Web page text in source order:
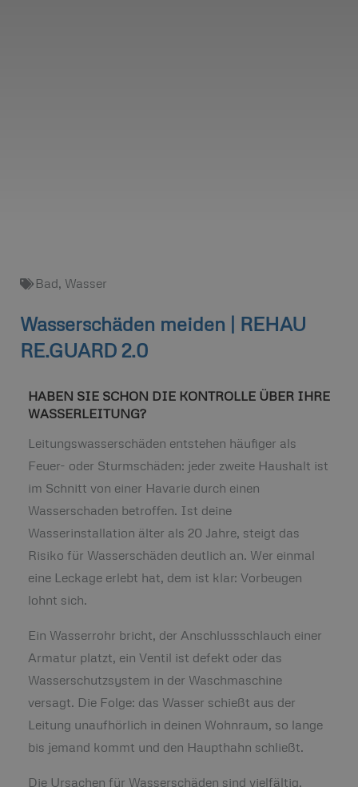
Bad, Wasser
Wasserschäden meiden | REHAU
RE.GUARD 2.0
HABEN SIE SCHON DIE KONTROLLE ÜBER IHRE
WASSERLEITUNG?
Leitungswasserschäden entstehen häufiger als
Feuer- oder Sturmschäden: jeder zweite Haushalt ist
im Schnitt von einer Havarie durch einen
Wasserschaden betroffen. Ist deine
Wasserinstallation älter als 20 Jahre, steigt das
Risiko für Wasserschäden deutlich an. Wer einmal
eine Leckage erlebt hat, dem ist klar: Vorbeugen
lohnt sich.
Ein Wasserrohr bricht, der Anschlussschlauch einer
Armatur platzt, ein Ventil ist defekt oder das
Wasserschutzsystem in der Waschmaschine
versagt. Die Folge: das Wasser schießt aus der
Leitung unaufhörlich in deinen Wohnraum, so lange
bis jemand kommt und den Haupthahn schließt.
Die Ursachen für Wasserschäden sind vielfältig.